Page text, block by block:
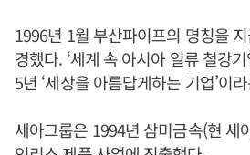
1996년 1월 부산파이프의 명칭을 지
경했다. ‘세계 속 아시아 일류 철강
5년 ‘세상을 아름답게하는 기업’이
세아그룹은 1994년 삼미금속(현 세